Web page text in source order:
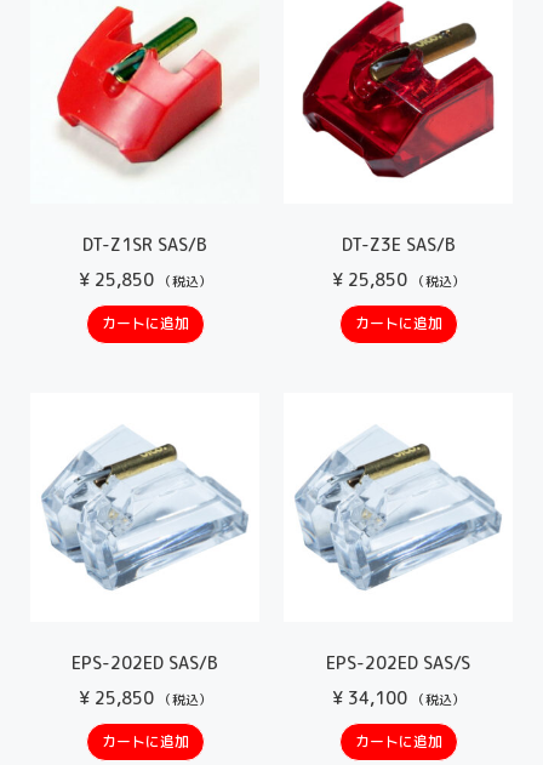
DT-Z1SR SAS/B
¥25,850 （税込）
カートに追加
DT-Z3E SAS/B
¥25,850 （税込）
カートに追加
EPS-202ED SAS/B
¥25,850 （税込）
カートに追加
EPS-202ED SAS/S
¥34,100 （税込）
カートに追加